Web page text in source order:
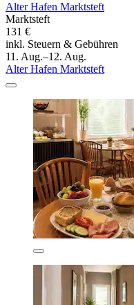
Alter Hafen Marktsteft
Marktsteft
131 €
inkl. Steuern & Gebühren
11. Aug.–12. Aug.
Alter Hafen Marktsteft